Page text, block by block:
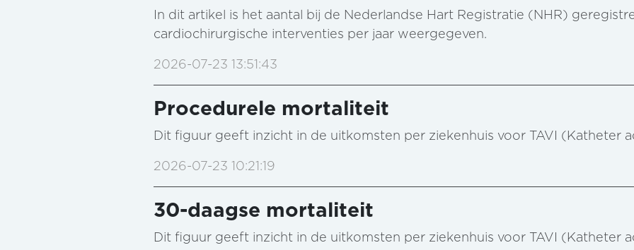
In dit artikel is het aantal bij de Nederlandse Hart Registratie (NHR)
cardiochirurgische interventies per jaar weergegeven.
2026-07-23 13:51:43
Procedurele mortaliteit
Dit figuur geeft inzicht in de uitkomsten per ziekenhuis voor TAVI (Katheter
2026-07-23 10:21:19
30-daagse mortaliteit
Dit figuur geeft inzicht in de uitkomsten per ziekenhuis voor TAVI (Katheter